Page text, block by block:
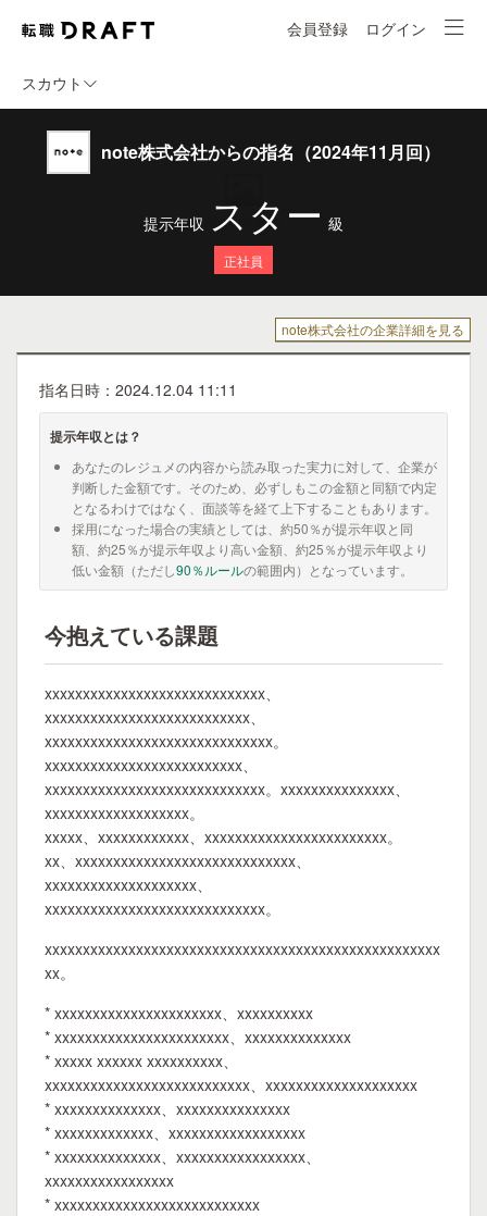
会員登録 ログイン
スカウト
note株式会社からの指名（2024年11月回）
提示年収 スター 級
正社員
note株式会社の企業詳細を見る
指名日時：2024.12.04 11:11
提示年収とは？
あなたのレジュメの内容から読み取った実力に対して、企業が
判断した金額です。そのため、必ずしもこの金額と同額で内定
となるわけではなく、面談等を経て上下することもあります。
採用になった場合の実績としては、約50％が提示年収と同
額、約25％が提示年収より高い金額、約25％が提示年収より
低い金額（ただし90％ルールの範囲内）となっています。
今抱えている課題
xxxxxxxxxxxxxxxxxxxxxxxxxxxxx、
xxxxxxxxxxxxxxxxxxxxxxxxxxx、
xxxxxxxxxxxxxxxxxxxxxxxxxxxxxx。
xxxxxxxxxxxxxxxxxxxxxxxxxx、
xxxxxxxxxxxxxxxxxxxxxxxxxxxxx。xxxxxxxxxxxxxxx、
xxxxxxxxxxxxxxxxxxx。
xxxxx、xxxxxxxxxxxx、xxxxxxxxxxxxxxxxxxxxxxxx。
xx、xxxxxxxxxxxxxxxxxxxxxxxxxxxxx、
xxxxxxxxxxxxxxxxxxxx、
xxxxxxxxxxxxxxxxxxxxxxxxxxxxx。
xxxxxxxxxxxxxxxxxxxxxxxxxxxxxxxxxxxxxxxxxxxxxxxxxxxx
xx。
* xxxxxxxxxxxxxxxxxxxxxx、xxxxxxxxxx
* xxxxxxxxxxxxxxxxxxxxxxx、xxxxxxxxxxxxxx
* xxxxx xxxxxx xxxxxxxxxx、
xxxxxxxxxxxxxxxxxxxxxxxxxxx、xxxxxxxxxxxxxxxxxxxx
* xxxxxxxxxxxxxx、xxxxxxxxxxxxxxx
* xxxxxxxxxxxxx、xxxxxxxxxxxxxxxxxx
* xxxxxxxxxxxxxx、xxxxxxxxxxxxxxxxx、
xxxxxxxxxxxxxxxxx
* xxxxxxxxxxxxxxxxxxxxxxxxxxx